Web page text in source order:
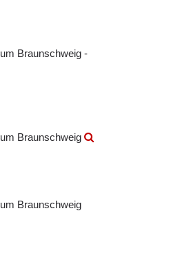
Braunschweig -
Braunschweig
Braunschweig